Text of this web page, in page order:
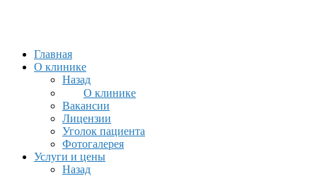
Главная
О клинике
Назад
О клинике
Вакансии
Лицензии
Уголок пациента
Фотогалерея
Услуги и цены
Назад